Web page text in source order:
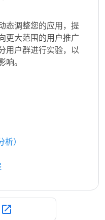
态调整您的应用，提
更大范围的用户推广
用户群进行实验，以
）
open_in_new